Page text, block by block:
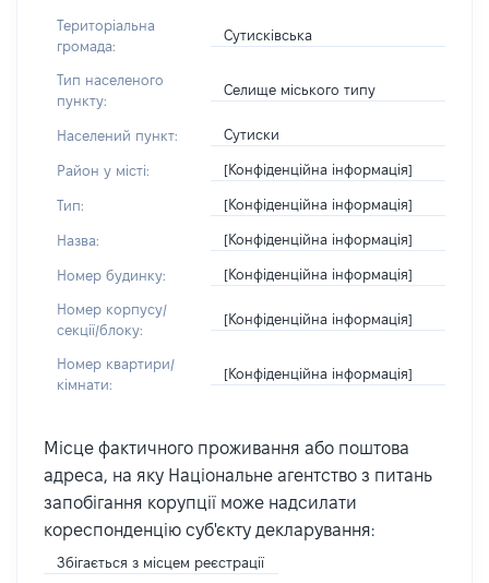
Територіальна
громада:
Сутисківська
Тип населеного
пункту:
Селище міського типу
Населений пункт: Сутиски
Район у місті: [Конфіденційна інформація]
Тип: [Конфіденційна інформація]
Назва: [Конфіденційна інформація]
Номер будинку: [Конфіденційна інформація]
Номер корпусу/
секції/блоку:
[Конфіденційна інформація]
Номер квартири/
кімнати:
[Конфіденційна інформація]
Місце фактичного проживання або поштова
адреса, на яку Національне агентство з питань
запобігання корупції може надсилати
кореспонденцію суб'єкту декларування:
Збігається з місцем реєстрації